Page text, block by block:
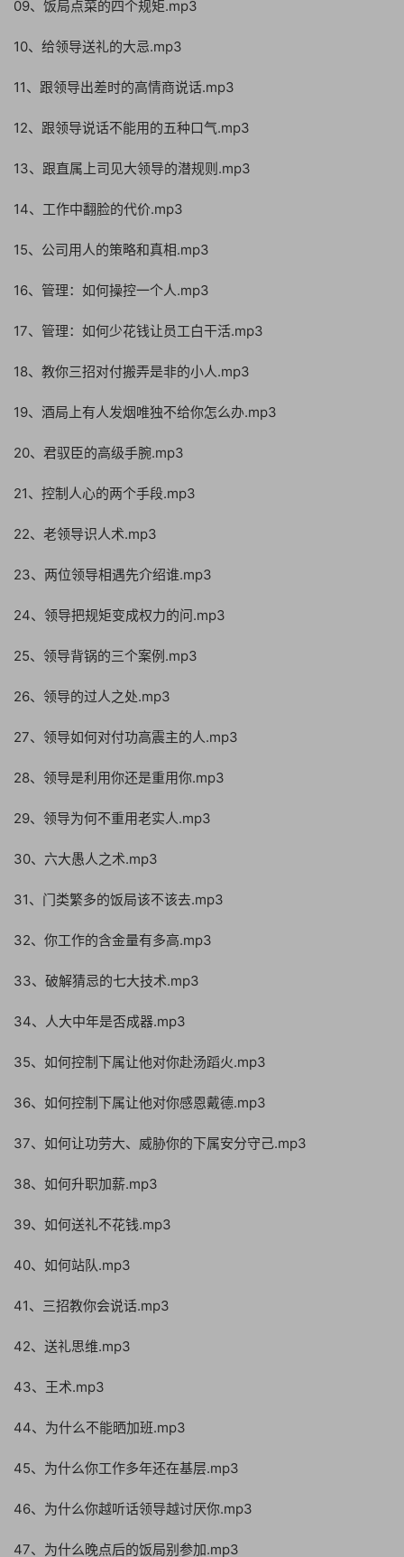
09、饭局点菜的四个规矩.mp3
10、给领导送礼的大忌.mp3
11、跟领导出差时的高情商说话.mp3
12、跟领导说话不能用的五种口气.mp3
13、跟直属上司见大领导的潜规则.mp3
14、工作中翻脸的代价.mp3
15、公司用人的策略和真相.mp3
16、管理：如何操控一个人.mp3
17、管理：如何少花钱让员工白干活.mp3
18、教你三招对付搬弄是非的小人.mp3
19、酒局上有人发烟唯独不给你怎么办.mp3
20、君驭臣的高级手腕.mp3
21、控制人心的两个手段.mp3
22、老领导识人术.mp3
23、两位领导相遇先介绍谁.mp3
24、领导把规矩变成权力的问.mp3
25、领导背锅的三个案例.mp3
26、领导的过人之处.mp3
27、领导如何对付功高震主的人.mp3
28、领导是利用你还是重用你.mp3
29、领导为何不重用老实人.mp3
30、六大愚人之术.mp3
31、门类繁多的饭局该不该去.mp3
32、你工作的含金量有多高.mp3
33、破解猜忌的七大技术.mp3
34、人大中年是否成器.mp3
35、如何控制下属让他对你赴汤蹈火.mp3
36、如何控制下属让他对你感恩戴德.mp3
37、如何让功劳大、威胁你的下属安分守己.mp3
38、如何升职加薪.mp3
39、如何送礼不花钱.mp3
40、如何站队.mp3
41、三招教你会说话.mp3
42、送礼思维.mp3
43、王术.mp3
44、为什么不能晒加班.mp3
45、为什么你工作多年还在基层.mp3
46、为什么你越听话领导越讨厌你.mp3
47、为什么晚点后的饭局别参加.mp3